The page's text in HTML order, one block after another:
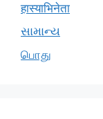
हास्याभिनेता
સામાન્ય
பொது